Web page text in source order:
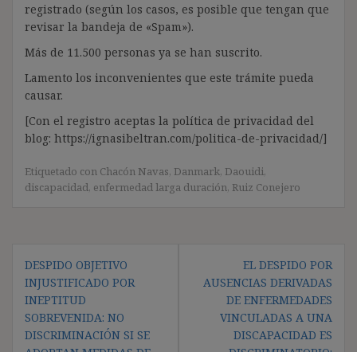
registrado (según los casos, es posible que tengan que
revisar la bandeja de «Spam»).
Más de 11.500 personas ya se han suscrito.
Lamento los inconvenientes que este trámite pueda
causar.
[Con el registro aceptas la política de privacidad del
blog: https://ignasibeltran.com/politica-de-privacidad/]
Etiquetado con Chacón Navas, Danmark, Daouidi,
discapacidad, enfermedad larga duración, Ruiz Conejero
de
entradas
DESPIDO OBJETIVO
INJUSTIFICADO POR
INEPTITUD
SOBREVENIDA: NO
DISCRIMINACIÓN SI SE
EL DESPIDO POR
AUSENCIAS DERIVADAS
DE ENFERMEDADES
VINCULADAS A UNA
DISCAPACIDAD ES